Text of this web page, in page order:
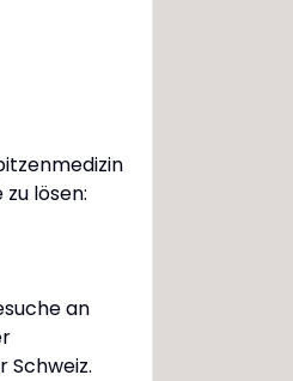
lösen:
an
Schweiz.